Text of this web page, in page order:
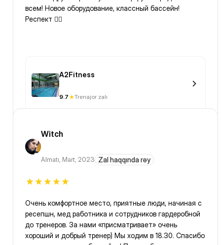
всем! Новое оборудование, классный бассейн!
Респект ✊🏻
A2Fitness
9.7 Trenajor zalı
Witch
Almatı, Mart, 2023 Zal haqqında rəy
Очень комфортное место, приятные люди, начиная с
ресепшн, мед работника и сотрудников гардеробной
до тренеров. За нами «присматривает» очень
хороший и добрый тренер) Мы ходим в 18.30. Спасибо